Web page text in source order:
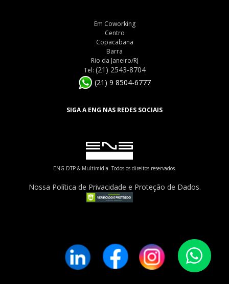
Em Coworking
Centro
Copacabana
Barra
Rio da Janeiro/RJ
Tel: (21) 2543-8704
(21) 9 8504-6777
SIGA A ENG NAS REDES SOCIAIS
ENG DTP & Multimídia. Todos os direitos reservados.
Nossa Política de Privacidade e Proteção de Dados.